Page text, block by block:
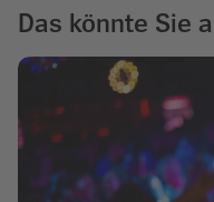
Das könnte Sie